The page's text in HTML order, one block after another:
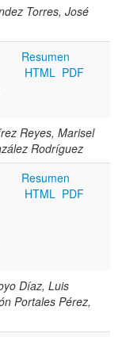
Torres, José
Resumen
HTML PDF
Reyes, Marisel
Rodríguez
Resumen
HTML PDF
Díaz, Luis
Portales Pérez,